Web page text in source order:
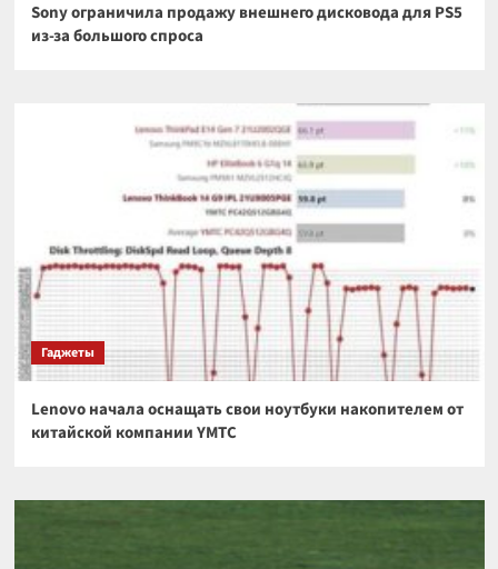
Sony ограничила продажу внешнего дисковода для PS5
из-за большого спроса
Гаджеты
Lenovo начала оснащать свои ноутбуки накопителем от
китайской компании YMTC